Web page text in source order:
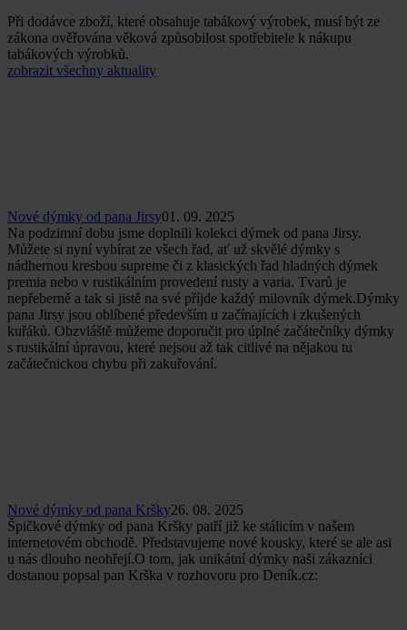
Při dodávce zboží, které obsahuje tabákový výrobek, musí být ze
zákona ověřována věková způsobilost spotřebitele k nákupu
tabákových výrobků.
zobrazit všechny aktuality
Nové dýmky od pana Jirsy01. 09. 2025
Na podzimní dobu jsme doplnili kolekci dýmek od pana Jirsy.
Můžete si nyní vybírat ze všech řad, ať už skvělé dýmky s
nádhernou kresbou supreme či z klasických řad hladných dýmek
premia nebo v rustikálním provedení rusty a varia. Tvarů je
nepřeberně a tak si jistě na své příjde každý milovník dýmek.Dýmky
pana Jirsy jsou oblíbené především u začínajících i zkušených
kuřáků. Obzvláště můžeme doporučit pro úplné začátečníky dýmky
s rustikální úpravou, které nejsou až tak citlivé na nějakou tu
začátečnickou chybu při zakuřování.
Nové dýmky od pana Kršky26. 08. 2025
Špičkové dýmky od pana Kršky patří již ke stálicím v našem
internetovém obchodě. Představujeme nové kousky, které se ale asi
u nás dlouho neohřejí.O tom, jak unikátní dýmky naši zákazníci
dostanou popsal pan Krška v rozhovoru pro Deník.cz: